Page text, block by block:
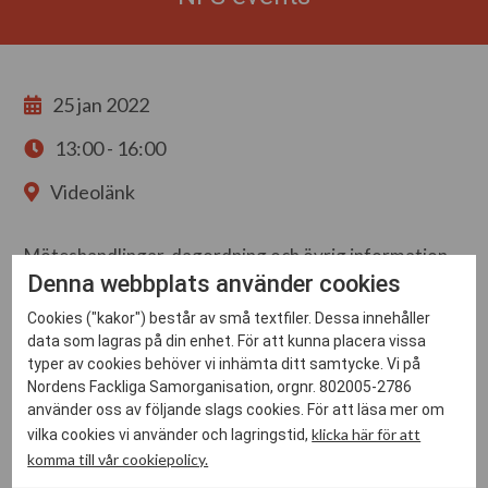
25 jan 2022
13:00 - 16:00
Videolänk
Möteshandlingar, dagordning och övrig information
hittar du genom att logga in på strategigruppens
interna sida.
LOGGA IN
Strategigruppen består av representanter från verkställande
ledning och/eller internationellt ansvariga i
Denna webbplats använder cookies
Cookies ("kakor") består av små textfiler. Dessa innehåller
data som lagras på din enhet. För att kunna placera vissa
typer av cookies behöver vi inhämta ditt samtycke. Vi på
Nordens Fackliga Samorganisation, orgnr. 802005-2786
använder oss av följande slags cookies. För att läsa mer om
vilka cookies vi använder och lagringstid,klicka här för att
komma till vår cookiepolicy.